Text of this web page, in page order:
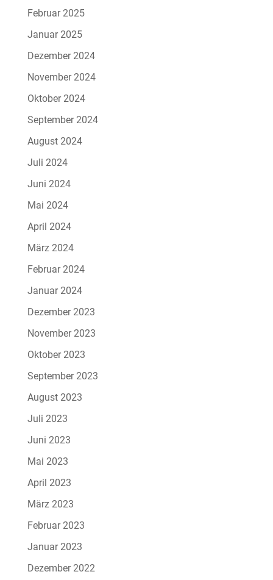
Februar 2025
Januar 2025
Dezember 2024
November 2024
Oktober 2024
September 2024
August 2024
Juli 2024
Juni 2024
Mai 2024
April 2024
März 2024
Februar 2024
Januar 2024
Dezember 2023
November 2023
Oktober 2023
September 2023
August 2023
Juli 2023
Juni 2023
Mai 2023
April 2023
März 2023
Februar 2023
Januar 2023
Dezember 2022